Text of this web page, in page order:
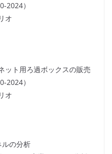
2024）
オ
ット用ろ過ボックスの販売
2024）
オ
ルの分析